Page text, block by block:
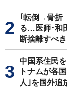
｢転倒→骨折
る…医師･和
断捨離すべ
中国系住民
トナムが各
人｣を国外追